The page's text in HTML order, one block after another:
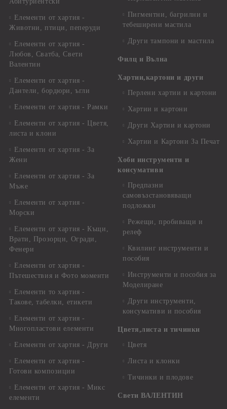
Елементи от хартия -
Животни, птици, пеперуди
Елементи от хартия -
Любов, Сватба, Свети
Валентин
Елементи от хартия -
Дантели, бордюри, ъгли
Елементи от хартия - Рамки
Елементи от хартия - Цветя,
листа и клони
Елементи от хартия - За
Жени
Елементи от хартия - За
Мъже
Елементи от хартия -
Морски
Елементи от хартия - Къщи,
Врати, Прозорци, Огради,
Фенери
Елементи от хартия -
Пътешествия и Фото моменти
Елементи то хартия -
Такове, табелки, етикети
Елементи от хартия -
Многопластови елементи
Елементи от хартия - Други
Елементи от хартия -
Готови композиции
Елементи от хартия - Микс
елементи
Пигментни, багрилни и
тебеширени мастила
Други тампони и мастила
Филц и Вълна
Хартии,картони и други
Перлени хартии и картони
Хартии и картони
Други Хартии и картони
Хартии и Картони За Печат
Хоби инструменти и
консумативи
Предпазни
самовъзстановяващи
подложки
Режещи, пробиващи и
релеф
Квилинг инструменти и
пособия
Инструменти и пособия за
Моделиране
Други инструменти,
консумативи и пособия
Цветя,листа и тичинки
Цветя
Листа и клонки
Тичинки и плодове
Свети ВАЛЕНТИН